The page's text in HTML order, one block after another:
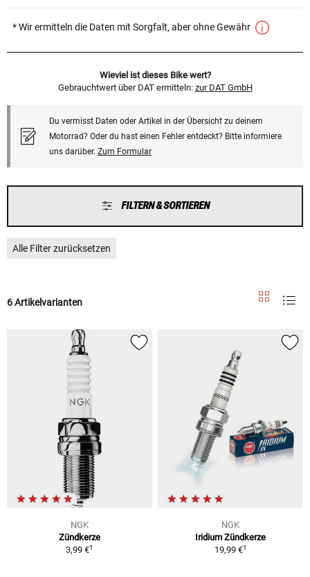
* Wir ermitteln die Daten mit Sorgfalt, aber ohne Gewähr
Wieviel ist dieses Bike wert?
Gebrauchtwert über DAT ermitteln: zur DAT GmbH
Du vermisst Daten oder Artikel in der Übersicht zu deinem
Motorrad? Oder du hast einen Fehler entdeckt? Bitte informiere
uns darüber. Zum Formular
FILTERN & SORTIEREN
Alle Filter zurücksetzen
6 Artikelvarianten
NGK
Zündkerze
3,99 €1
NGK
Iridium Zündkerze
19,99 €1